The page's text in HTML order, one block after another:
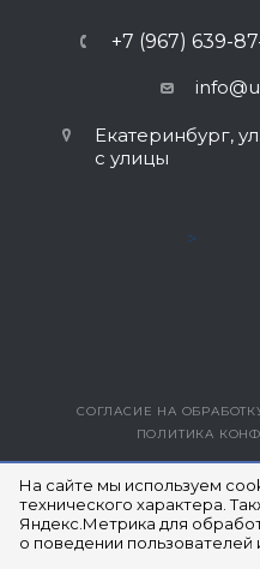
На сайте мы используем
технического характера.
Яндекс.Метрика для
о поведении пользователей
+7 (967) 639-
Екатеринбург,
с улицы
>
ВЕРСИЯ
СОГЛАСИЕ НА
ПОЛИТИКА
© 2014- 2026